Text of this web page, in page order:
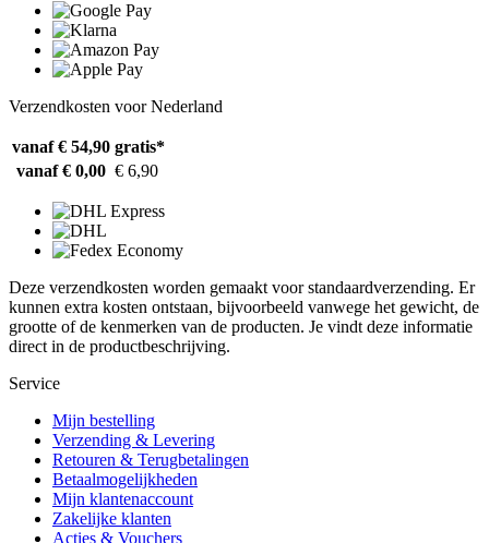
Verzendkosten voor Nederland
vanaf € 54,90 gratis*
vanaf € 0,00 € 6,90
Deze verzendkosten worden gemaakt voor standaardverzending. Er
kunnen extra kosten ontstaan, bijvoorbeeld vanwege het gewicht, de
grootte of de kenmerken van de producten. Je vindt deze informatie
direct in de productbeschrijving.
Service
Mijn bestelling
Verzending & Levering
Retouren & Terugbetalingen
Betaalmogelijkheden
Mijn klantenaccount
Zakelijke klanten
Acties & Vouchers